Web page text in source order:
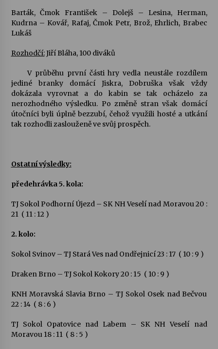
23. 7. 2026
Letní koncerty ve Stromovce: Rufus Miller
Vysočinka
17. 7. 2026
Za kulturou kousek za Humpolec. V Želivě ožije
13. 7. 2026
Barták, Čmok František – Dolejš – Lesina, Herman,
Kudrna – Kovář, Rafaj, Čmok Petr, Brož, Ehrlich, Brabec
Lukáš
Rozhodčí:Jiří Bláha, 100 diváků
V průběhu první části hry vedla neustále rozdílem
jediné branky domácí Jiskra, Dobruška však vždy
dokázala vyrovnat a do kabin se tak ocházelo za
nerozhodného výsledku. Po změně stran však domácí
útočníci byli úplně bezzubí, čehož využili hosté a utkání
tak rozhodli zaslouženě ve svůj prospěch.
Ostatní výsledky:
předehrávka 5. kola:
TJ Sokol Podhorní Újezd – SK NH Veselí nad Moravou 20 :
21 ( 11 : 12 )
2. kolo:
Sokol Svinov – TJ Stará Ves nad Ondřejnicí 23 : 17 ( 10 : 9 )
Draken Brno – TJ Sokol Kokory 20 : 15 ( 10 : 9 )
KNH Moravská Slavia Brno – TJ Sokol Osek nad Bečvou
22 : 14 ( 8 : 6 )
TJ Sokol Opatovice nad Labem – SK NH Veselí nad
Moravou 18 : 11 ( 8 : 5 )